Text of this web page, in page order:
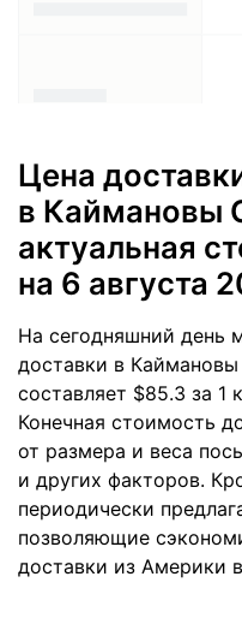
Цена
в Каймановы
актуальная
на 6 августа
На сегодняшний день
доставки в
составляет $85.3 за 1
Конечная стоимость
от размера и веса
и других факторов.
периодически
позволяющие
доставки из Америки